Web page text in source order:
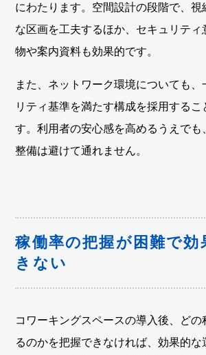
にわたります。空間設計の段階で、視
な区画を工夫するほか、セキュリティ
物や案内資料も効果的です。
また、ネットワーク環境についても、
リティ基準を満たす構成を採用するこ
す。利用者の安心感を高めるうえでも
整備は避けて通れません。
稼働率の把握が困難で効
きない
コワーキングスペースの導入後、どの
るのかを把握できなければ、効果的